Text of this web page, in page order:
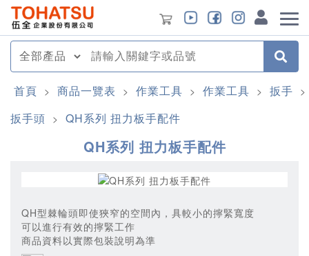
首頁 > 商品一覽表 > 作業工具 > 作業工具 > 扳手 >
扳手頭 > QH系列 扭力板手配件
QH系列 扭力板手配件
QH型棘輪頭即使狹窄的空間內，具較小的擰緊寬度
可以進行有效的擰緊工作
商品資料以實際包裝說明為準